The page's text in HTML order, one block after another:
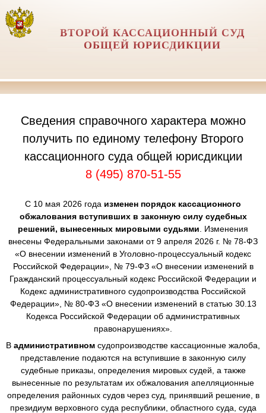
ВТОРОЙ КАССАЦИОННЫЙ СУД
ОБЩЕЙ ЮРИСДИКЦИИ
Сведения справочного характера можно
получить по единому телефону Второго
кассационного суда общей юрисдикции
8 (495) 870-51-55
С 10 мая 2026 года изменен порядок кассационного
обжалования вступивших в законную силу судебных
решений, вынесенных мировыми судьями . Изменения
внесены Федеральными законами от 9 апреля 2026 г. № 78-ФЗ
«О внесении изменений в Уголовно-процессуальный кодекс
Российской Федерации», № 79-ФЗ «О внесении изменений в
Гражданский процессуальный кодекс Российской Федерации и
Кодекс административного судопроизводства Российской
Федерации», № 80-ФЗ «О внесении изменений в статью 30.13
Кодекса Российской Федерации об административных
правонарушениях».
В административном судопроизводстве кассационные жалоба,
представление подаются на вступившие в законную силу
судебные приказы, определения мировых судей, а также
вынесенные по результатам их обжалования апелляционные
определения районных судов через суд, принявший решение, в
президиум верховного суда республики, областного суда, суда